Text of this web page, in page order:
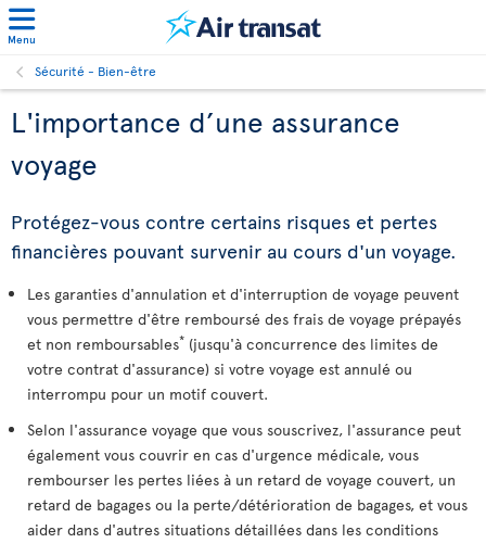
Menu
Sécurité - Bien-être
L'importance d’une assurance
voyage
Protégez-vous contre certains risques et pertes
financières pouvant survenir au cours d'un voyage.
Les garanties d'annulation et d'interruption de voyage peuvent
vous permettre d'être remboursé des frais de voyage prépayés
et non remboursables* (jusqu'à concurrence des limites de
votre contrat d'assurance) si votre voyage est annulé ou
interrompu pour un motif couvert.
Selon l'assurance voyage que vous souscrivez, l'assurance peut
également vous couvrir en cas d'urgence médicale, vous
rembourser les pertes liées à un retard de voyage couvert, un
retard de bagages ou la perte/détérioration de bagages, et vous
aider dans d'autres situations détaillées dans les conditions